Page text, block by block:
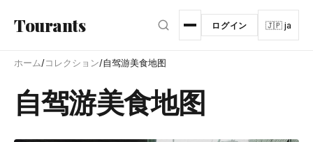
Tourants ログイン 🇯🇵 ja
ホーム/コレクション/自驾游美食地图
自驾游美食地图